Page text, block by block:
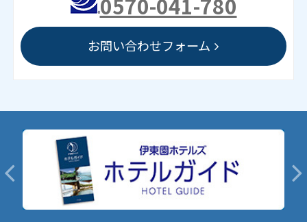
お問い合わせフォーム